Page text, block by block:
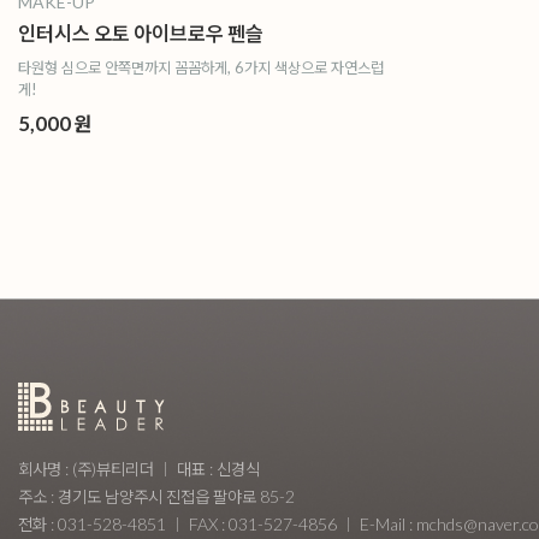
인터시스 오토 아이브로우 펜슬
타원형 심으로 안쪽면까지 꼼꼼하게, 6가지 색상으로 자연스럽
게!
5,000 원
회사명 : (주)뷰티리더
대표 : 신경식
주소 : 경기도 남양주시 진접읍 팔야로 85-2
전화 : 031-528-4851
FAX : 031-527-4856 E-Mail :